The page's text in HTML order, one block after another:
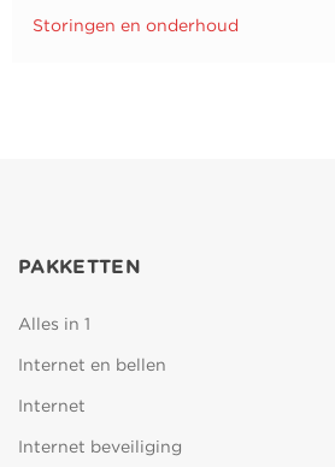
Storingen en onderhoud
PAKKETTEN
Alles in 1
Internet en bellen
Internet
Internet beveiliging